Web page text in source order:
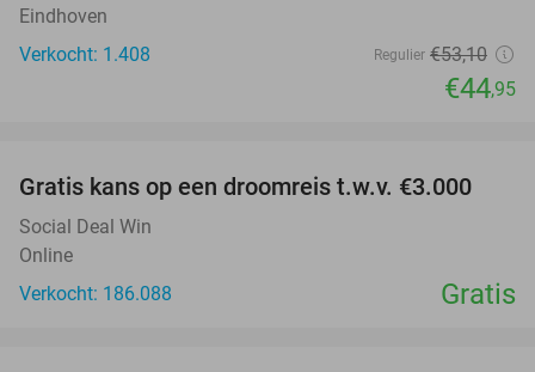
Eindhoven
Verkocht: 1.408
Regulier €53,10
€44,95
Gratis kans op een droomreis t.w.v. €3.000
Social Deal Win
Online
Verkocht: 186.088
Gratis